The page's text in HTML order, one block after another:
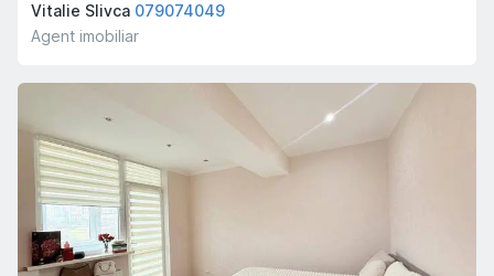
Vitalie Slivca 079074049
Agent imobiliar